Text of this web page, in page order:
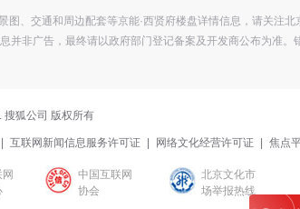
、交通和周边配套等京能·西贤府楼盘详情信息，请关注北
非广告，最终请以政府部门登记备案及开发商公布为准
狐公司 版权所有
互联网新闻信息服务许可证 网络文化经营许可证 焦点
中国互联网
协会
北京文化市
场举报热线